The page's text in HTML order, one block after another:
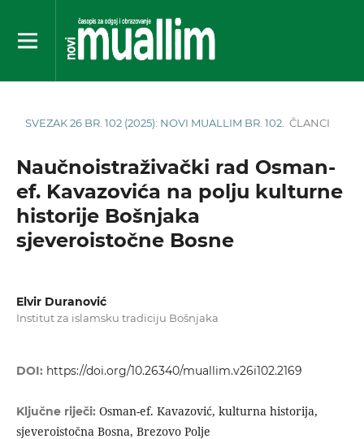
SVEZAK 26 BR. 102 (2025): NOVI MUALLIM BR. 102. ČLANCI
Naučnoistraživački rad Osman-
ef. Kavazovića na polju kulturne
historije Bošnjaka
sjeveroistočne Bosne
Elvir Duranović
Institut za islamsku tradiciju Bošnjaka
DOI: https://doi.org/10.26340/muallim.v26i102.2169
Ključne riječi: Osman-ef. Kavazović, kulturna historija,
sjeveroistočna Bosna, Brezovo Polje